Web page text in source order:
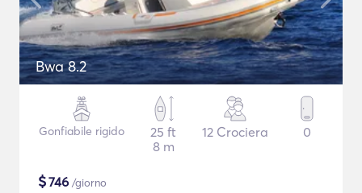
Bwa 8.2
Gonfiabile rigido
25 ft
8 m
12 Crociera 0
$746 /giorno